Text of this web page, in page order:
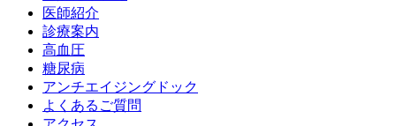
医師紹介
診療案内
高血圧
糖尿病
アンチエイジングドック
よくあるご質問